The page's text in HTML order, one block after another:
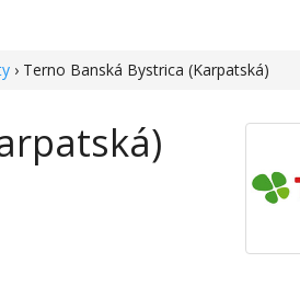
› Terno Banská Bystrica (Karpatská)